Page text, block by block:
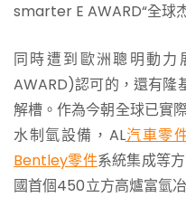
smarter E AWARD“全球
同時遭到歐洲聰明動
AWARD)認可的，還有隆
解槽。作為今朝全球已實
水制氫設備，AL汽車零
Bentley零件系統集成等
國首個450立方高爐富氫